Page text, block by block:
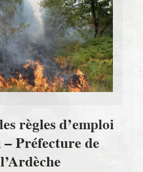
règles d’emploi
Préfecture de
l’Ardèche